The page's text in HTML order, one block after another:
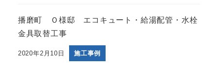
播磨町 Ｏ様邸 エコキュート・給湯配管・水栓
金具取替工事
2020年2月10日 施工事例